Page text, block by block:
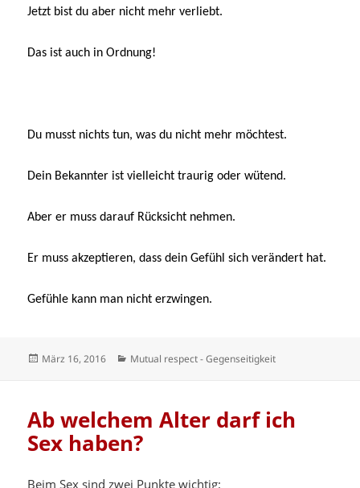
Jetzt bist du aber nicht mehr verliebt.
Das ist auch in Ordnung!
Du musst nichts tun, was du nicht mehr möchtest.
Dein Bekannter ist vielleicht traurig oder wütend.
Aber er muss darauf Rücksicht nehmen.
Er muss akzeptieren, dass dein Gefühl sich verändert hat.
Gefühle kann man nicht erzwingen.
Veröffentlicht
März 16, 2016 Kategorien
Mutual respect - Gegenseitigkeit
Ab welchem Alter darf ich
Sex haben?
Beim Sex sind zwei Punkte wichtig: